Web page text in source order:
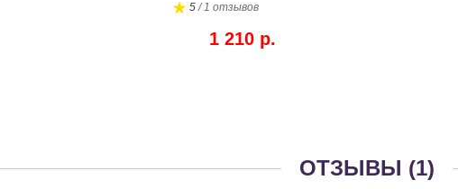
5/ 1 отзывов
1 210 р.
ОТЗЫВЫ (1)